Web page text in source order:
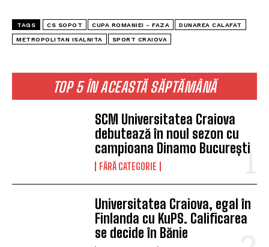
TOP 5 ÎN ACEASTĂ SĂPTĂMÂNĂ
SCM Universitatea Craiova
debutează în noul sezon cu
campioana Dinamo București
FĂRĂ CATEGORIE
Universitatea Craiova, egal în
Finlanda cu KuPS. Calificarea
se decide în Bănie
TAGS CS SOPOT CUPA ROMANIEI - FAZA DUNAREA CALAFAT
METROPOLITAN ISALNITA SPORT CRAIOVA